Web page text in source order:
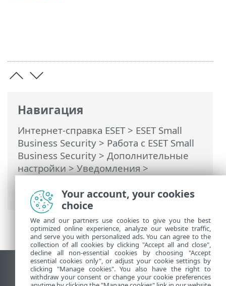
Навигация
Интернет-справка ESET> ESET Small
Business Security > Работа с ESET Small
Business Security > Дополнительные
настройки>Уведомления>
Список уведомлений на рабочем столе
Использовать сайт для ПК
Your account, your cookies
choice
We and our partners use cookies to give you the best
optimized online experience, analyze our website traffic,
and serve you with personalized ads. You can agree to the
collection of all cookies by clicking "Accept all and close",
decline all non-essential cookies by choosing "Accept
essential cookies only", or adjust your cookie settings by
clicking "Manage cookies". You also have the right to
withdraw your consent or change your cookie preferences